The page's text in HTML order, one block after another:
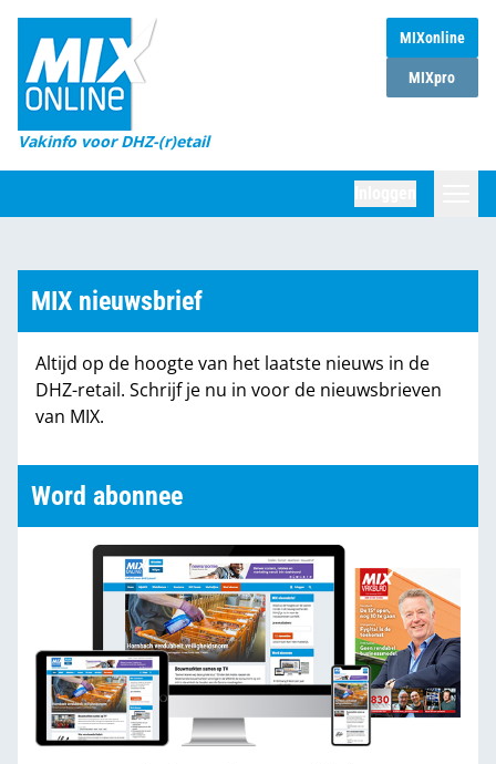
MIXonline
MIXpro
Vakinfo voor DHZ-(r)etail
Home
Magazines
DHZ Sessie
Marktcijfers
Partners
MIX nieuwsbrief
Altijd op de hoogte van het laatste nieuws in de
DHZ-retail. Schrijf je nu in voor de nieuwsbrieven
van MIX.
Word abonnee